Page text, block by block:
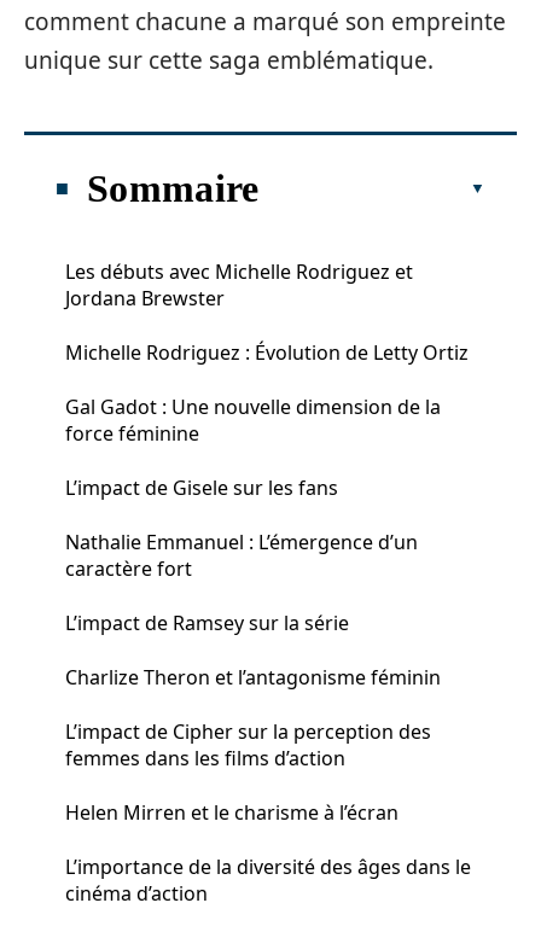
comment chacune a marqué son empreinte
unique sur cette saga emblématique.
Sommaire
Les débuts avec Michelle Rodriguez et
Jordana Brewster
Michelle Rodriguez : Évolution de Letty Ortiz
Gal Gadot : Une nouvelle dimension de la
force féminine
L’impact de Gisele sur les fans
Nathalie Emmanuel : L’émergence d’un
caractère fort
L’impact de Ramsey sur la série
Charlize Theron et l’antagonisme féminin
L’impact de Cipher sur la perception des
femmes dans les films d’action
Helen Mirren et le charisme à l’écran
L’importance de la diversité des âges dans le
cinéma d’action